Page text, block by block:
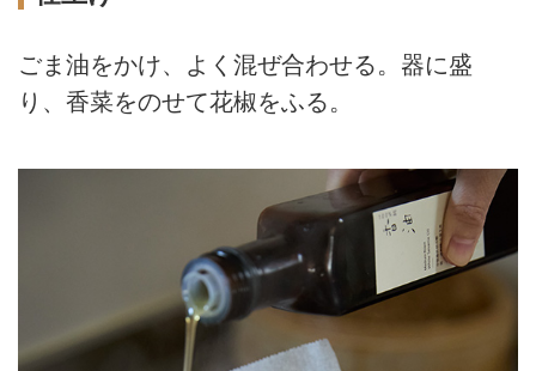
ごま油をかけ、よく混ぜ合わせる。器に盛
り、香菜をのせて花椒をふる。